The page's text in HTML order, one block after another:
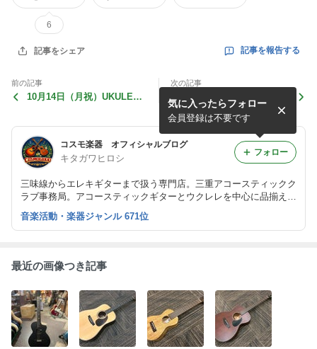
6
記事をシェア 記事を報告する
前の記事
10月14日（月祝）UKULELE
次の記事
Aria ProII RSB-42AR SBL
コスモ楽器 オフィシャルブログ
キタガワヒロシ
三味線からエレキギターまで扱う専門店。三重アコースティックク
ラブ事務局。アコースティックギターとウクレレを中心に品揃えし
ています。楽器の上手な選び方からおもしろ情報をご紹介していき
ます。
気に入ったらフォロー
会員登録は不要です
フォロー
音楽活動・楽器ジャンル 671位
最近の画像つき記事